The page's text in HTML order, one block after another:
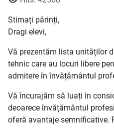
Stimați părinți,
Dragi elevi,
Vă prezentăm lista unităților
tehnic care au locuri libere
admitere în învățământul
Vă încurajăm să luați în
deoarece învățământul
oferă avantaje semnificative.